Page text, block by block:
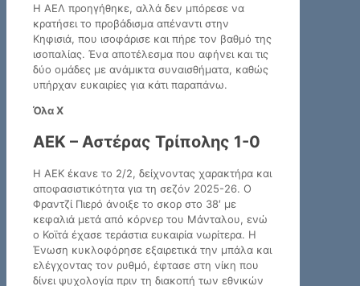
Η ΑΕΛ προηγήθηκε, αλλά δεν μπόρεσε να
κρατήσει το προβάδισμα απέναντι στην
Κηφισιά, που ισοφάρισε και πήρε τον βαθμό της
ισοπαλίας. Ένα αποτέλεσμα που αφήνει και τις
δύο ομάδες με ανάμικτα συναισθήματα, καθώς
υπήρχαν ευκαιρίες για κάτι παραπάνω.
Όλα Χ
ΑΕΚ – Αστέρας Τρίπολης 1-0
Η ΑΕΚ έκανε το 2/2, δείχνοντας χαρακτήρα και
αποφασιστικότητα για τη σεζόν 2025-26. Ο
Φραντζί Πιερό άνοιξε το σκορ στο 38′ με
κεφαλιά μετά από κόρνερ του Μάνταλου, ενώ
ο Κοϊτά έχασε τεράστια ευκαιρία νωρίτερα. Η
Ένωση κυκλοφόρησε εξαιρετικά την μπάλα και
ελέγχοντας τον ρυθμό, έφτασε στη νίκη που
δίνει ψυχολογία πριν τη διακοπή των εθνικών